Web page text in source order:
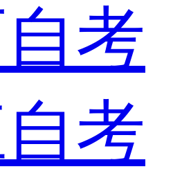
考
考